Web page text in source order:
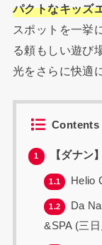
パクトなキッズ
スポットを一挙
る頼もしい遊び
光をさらに快適
Contents
1 【ダナン
1.1 Helio
1.2
Da
&SPA (三